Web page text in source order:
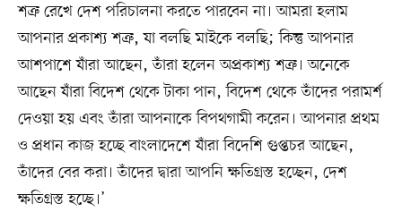
শত্রু রেখে দেশ পরিচালনা করতে পারবেন না। আমরা হলাম
আপনার প্রকাশ্য শত্রু, যা বলছি মাইকে বলছি; কিন্তু আপনার
আশপাশে যাঁরা আছেন, তাঁরা হলেন অপ্রকাশ্য শত্রু। অনেকে
আছেন যাঁরা বিদেশ থেকে টাকা পান, বিদেশ থেকে তাঁদের পরামর্শ
দেওয়া হয় এবং তাঁরা আপনাকে বিপথগামী করেন। আপনার প্রথম
ও প্রধান কাজ হচ্ছে বাংলাদেশে যাঁরা বিদেশি গুপ্তচর আছেন,
তাঁদের বের করা। তাঁদের দ্বারা আপনি ক্ষতিগ্রস্ত হচ্ছেন, দেশ
ক্ষতিগ্রস্ত হচ্ছে।’